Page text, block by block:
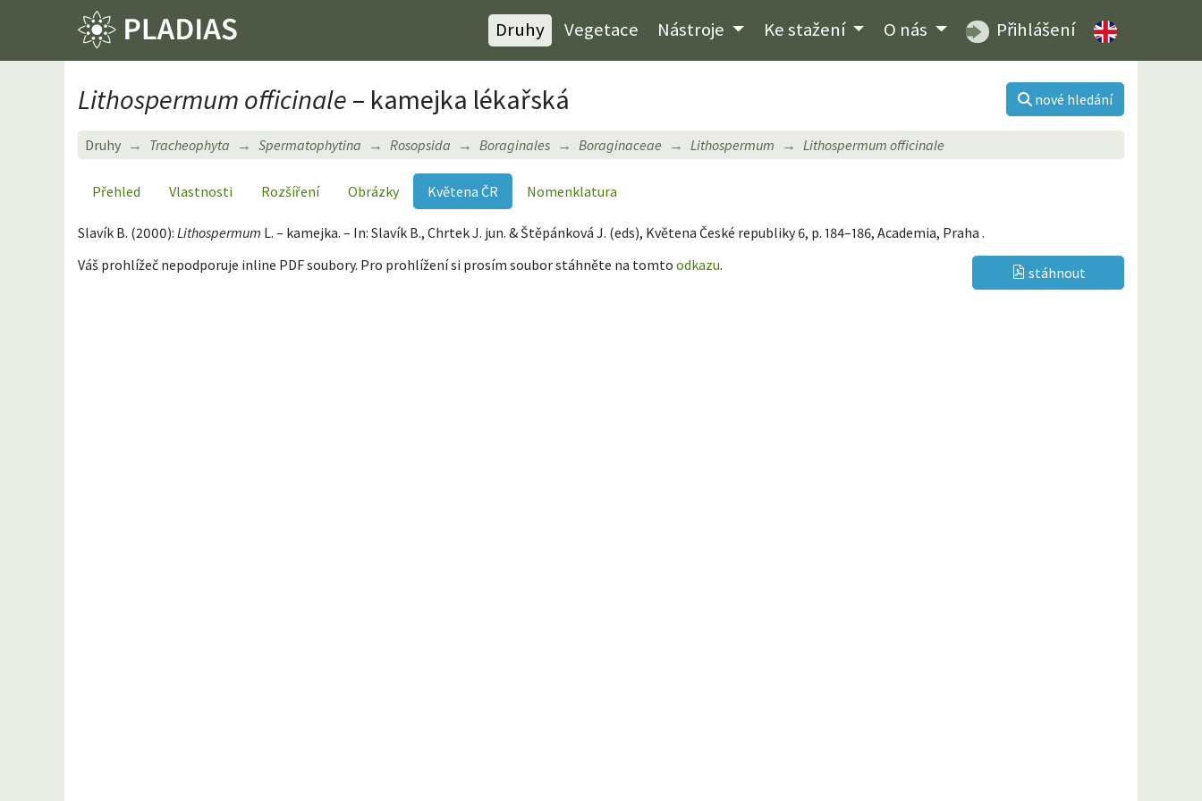
Druhy Vegetace Nástroje Ke stažení O nás Přihlášení
Lithospermum officinale – kamejka lékařská nové hledání
Druhy Tracheophyta Spermatophytina Rosopsida Boraginales Boraginaceae Lithospermum Lithospermum officinale
Přehled Vlastnosti Rozšíření Obrázky Květena ČR Nomenklatura
Slavík B. (2000): Lithospermum L. – kamejka. – In: Slavík B., Chrtek J. jun. & Štěpánková J. (eds), Květena České republiky 6, p. 184–186, Academia, Praha .
Váš prohlížeč nepodporuje inline PDF soubory. Pro prohlížení si prosím soubor stáhněte na tomto odkazu. stáhnout